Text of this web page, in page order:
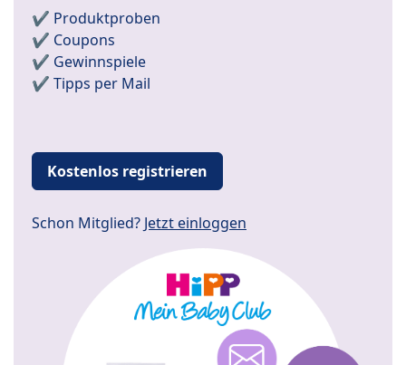
✔️ Produktproben
✔️ Coupons
✔️ Gewinnspiele
✔️ Tipps per Mail
Kostenlos registrieren
Schon Mitglied? Jetzt einloggen